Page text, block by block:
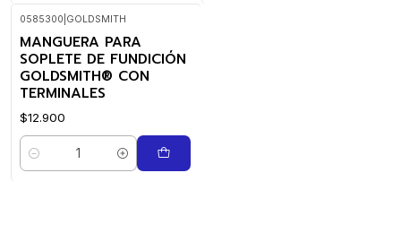
0585300 GOLDSMITH
MANGUERA PARA
SOPLETE DE FUNDICIÓN
GOLDSMITH® CON
TERMINALES
$12.900
Cantidad